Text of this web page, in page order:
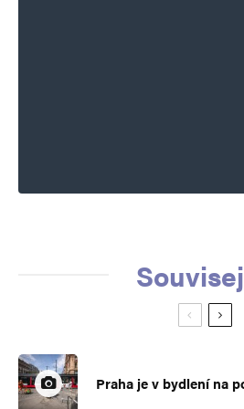
ve svém „pohledu“ Jste
hlediska = stále dokola se
by mohli i lidé kteří doma
a nic jim do toho není a tak
Praha je v bydlení na